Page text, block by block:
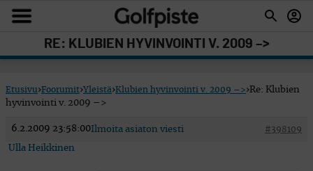
RE: KLUBIEN HYVINVOINTI V. 2009 –>
Etusivu›Foorumit›Yleistä›Klubien hyvinvointi v. 2009 –>›Re: Klubien
hyvinvointi v. 2009 –>
6.2.2009 23:58:00 #398109
Ilmoita asiaton viesti
Ulla Heikkinen